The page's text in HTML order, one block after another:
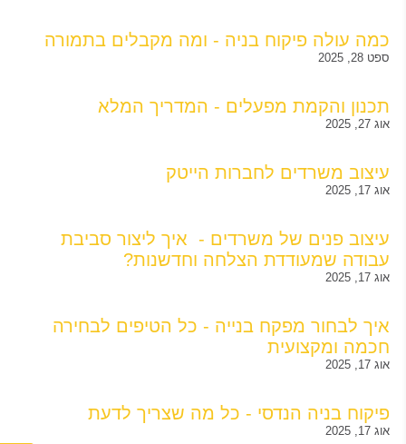
כמה עולה פיקוח בניה - ומה מקבלים בתמורה
ספט 28, 2025
תכנון והקמת מפעלים - המדריך המלא
אוג 27, 2025
עיצוב משרדים לחברות הייטק
אוג 17, 2025
עיצוב פנים של משרדים - איך ליצור סביבת
עבודה שמעודדת הצלחה וחדשנות?
אוג 17, 2025
איך לבחור מפקח בנייה - כל הטיפים לבחירה
חכמה ומקצועית
אוג 17, 2025
פיקוח בניה הנדסי - כל מה שצריך לדעת
אוג 17, 2025